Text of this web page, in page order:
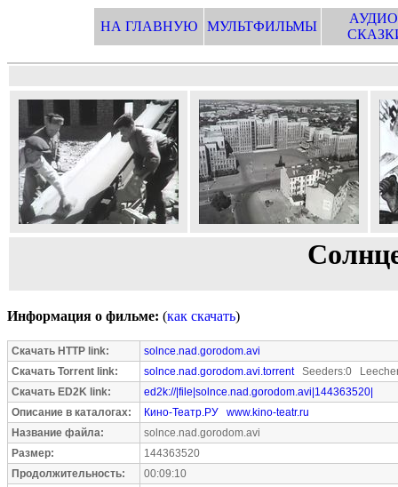
НА ГЛАВНУЮ МУЛЬТФИЛЬМЫ
Информация о фильме: (как скачать)
Скачать HTTP link:
solnce.nad.gorodom.avi
Скачать Torrent link:
solnce.nad.gorodom.avi.torrentSeeders:0
Скачать ED2K link:
ed2k://|file|solnce.nad.gorodom.avi|144363520|
Описание в каталогах:
Кино-Театр.РУ
www.kino-teatr.ru
Название файла:
solnce.nad.gorodom.avi
Размер:
144363520
Продолжительность:
00:09:10